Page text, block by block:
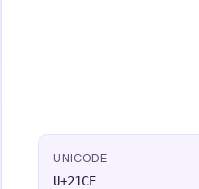
UNICODE
U+21CE